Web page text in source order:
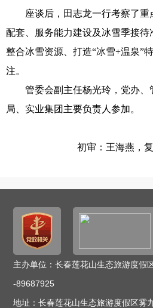
座谈后，田志龙一行考察了重
配套、服务能力建设及冰雪季接
整合冰雪资源、打造“冰雪+温泉”
注。
管委会副主任杨光玲，党办、
局、实业集团主要负责人参加。
初审：王海燕，
主办单位：长春莲花山生态旅游度
-89687925
地址：长春莲花山生态旅游度假区